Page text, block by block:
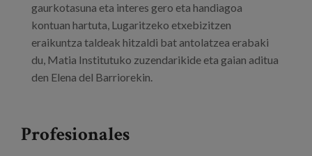
gaurkotasuna eta interes gero eta handiagoa
kontuan hartuta, Lugaritzeko etxebizitzen
eraikuntza taldeak hitzaldi bat antolatzea erabaki
du, Matia Institutuko zuzendarikide eta gaian aditua
den Elena del Barriorekin.
Profesionales